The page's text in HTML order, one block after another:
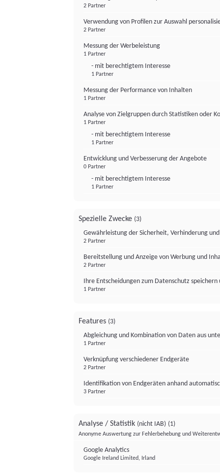
2 Partner
Verwendung von Profilen zur Auswahl
2 Partner
Messung der Werbeleistung
1 Partner
- mit berechtigtem Interesse
1 Partner
Messung der Performance von Inhalten
1 Partner
Analyse von Zielgruppen durch Statistiken oder
1 Partner
- mit berechtigtem Interesse
1 Partner
Entwicklung und Verbesserung der Angebote
0 Partner
- mit berechtigtem Interesse
1 Partner
Spezielle Zwecke (3)
Gewährleistung der Sicherheit, Verhinderung
2 Partner
Bereitstellung und Anzeige von Werbung und
2 Partner
Ihre Entscheidungen zum Datenschutz
1 Partner
Features (3)
Abgleichung und Kombination von Daten aus
1 Partner
Verknüpfung verschiedener Endgeräte
2 Partner
Identifikation von Endgeräten anhand
3 Partner
Analyse / Statistik (nicht IAB) (1)
Anonyme Auswertung zur Fehlerbehebung und
Google Analytics
Google Ireland Limited, Irland